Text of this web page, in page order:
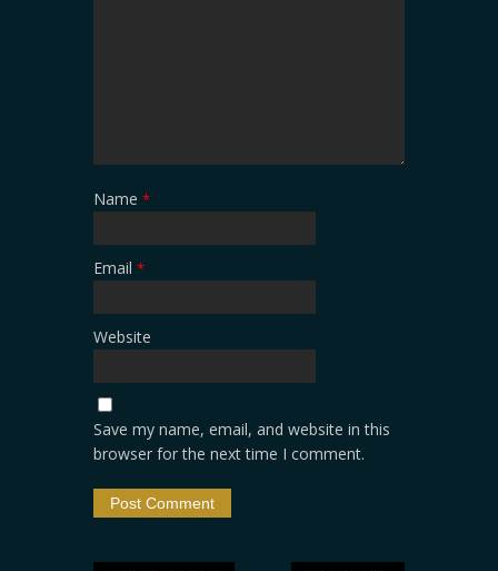
Name *
Email *
Website
Save my name, email, and website in this
browser for the next time I comment.